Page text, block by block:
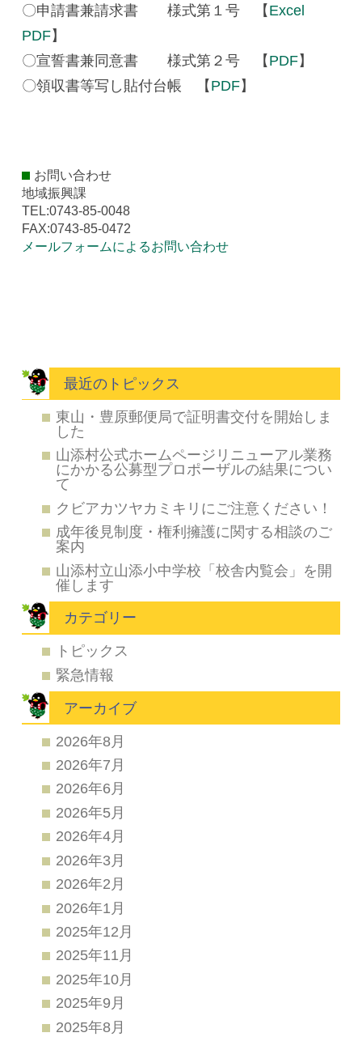
〇申請書兼請求書 様式第１号 【Excel
PDF】
〇宣誓書兼同意書 様式第２号 【PDF】
〇領収書等写し貼付台帳 【PDF】
お問い合わせ
地域振興課
TEL:0743-85-0048
FAX:0743-85-0472
メールフォームによるお問い合わせ
最近のトピックス
東山・豊原郵便局で証明書交付を開始しま
した
山添村公式ホームページリニューアル業務
にかかる公募型プロポーザルの結果につい
て
クビアカツヤカミキリにご注意ください！
成年後見制度・権利擁護に関する相談のご
案内
山添村立山添小中学校「校舎内覧会」を開
催します
カテゴリー
トピックス
緊急情報
アーカイブ
2026年8月
2026年7月
2026年6月
2026年5月
2026年4月
2026年3月
2026年2月
2026年1月
2025年12月
2025年11月
2025年10月
2025年9月
2025年8月